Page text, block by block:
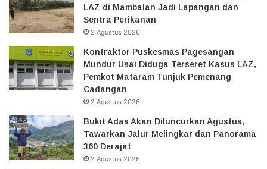
LAZ di Mambalan Jadi Lapangan dan
Sentra Perikanan
2 Agustus 2026
Kontraktor Puskesmas Pagesangan
Mundur Usai Diduga Terseret Kasus LAZ,
Pemkot Mataram Tunjuk Pemenang
Cadangan
2 Agustus 2026
Bukit Adas Akan Diluncurkan Agustus,
Tawarkan Jalur Melingkar dan Panorama
360 Derajat
2 Agustus 2026